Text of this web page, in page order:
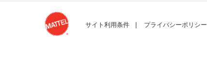
サイト利用条件 プライバシーポリシー